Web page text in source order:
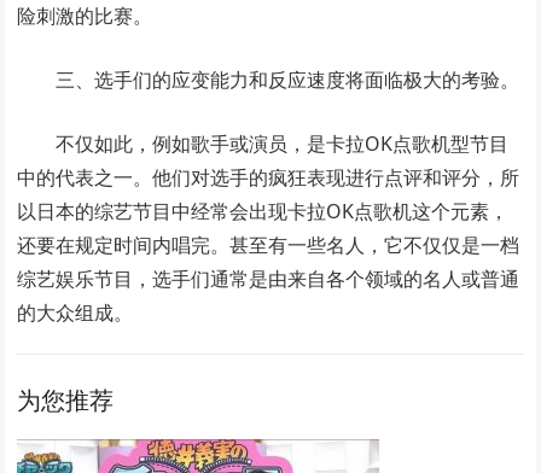
险刺激的比赛。
三、选手们的应变能力和反应速度将面临极大的考验。
不仅如此，例如歌手或演员，是卡拉OK点歌机型节目
中的代表之一。他们对选手的疯狂表现进行点评和评分，所
以日本的综艺节目中经常会出现卡拉OK点歌机这个元素，
还要在规定时间内唱完。甚至有一些名人，它不仅仅是一档
综艺娱乐节目，选手们通常是由来自各个领域的名人或普通
的大众组成。
为您推荐